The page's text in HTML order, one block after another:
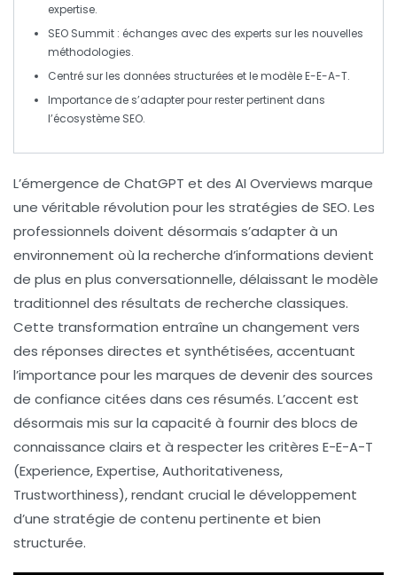
expertise.
SEO Summit : échanges avec des experts sur les nouvelles
méthodologies.
Centré sur les données structurées et le modèleE-E-A-T.
Importance de s’adapter pour rester pertinent dans
l’écosystème SEO.
L’émergence de ChatGPT et des AI Overviews marque
une véritable révolution pour les stratégies de SEO. Les
professionnels doivent désormais s’adapter à un
environnement où la recherche d’informations devient
de plus en plus conversationnelle, délaissant le modèle
traditionnel des résultats de recherche classiques.
Cette transformation entraîne un changement vers
des réponses directes et synthétisées, accentuant
l’importance pour les marques de devenir des sources
de confiance citées dans ces résumés. L’accent est
désormais mis sur la capacité à fournir des blocs de
connaissance clairs et à respecter les critères E-E-A-T
(Experience, Expertise, Authoritativeness,
Trustworthiness), rendant crucial le développement
d’une stratégie de contenu pertinente et bien
structurée.